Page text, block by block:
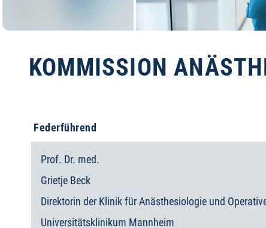
KOMMISSION
Federführend
Prof. Dr. med.
Grietje Beck
Direktorin der Klinik für Anästhesiologie und
Universitätsklinikum Mannheim